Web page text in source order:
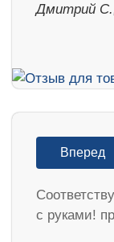
Дмитрий
Вперед
с руками!